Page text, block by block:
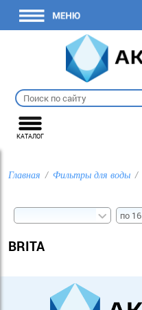
КАТАЛОГ
Главная Фильтры для воды
BRITA